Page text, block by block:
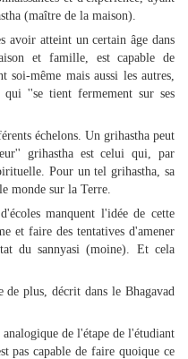
(maître de la maison).
avoir atteint un certain âge dans
et famille, est capable de
soi-même mais aussi les autres,
qui ''se tient fermement sur ses
échelons. Un grihastha peut
grihastha est celui qui, par
Pour un tel grihastha, sa
monde sur la Terre.
manquent l'idée de cette
et faire des tentatives d'amener
du sannyasi (moine). Et cela
plus, décrit dans le Bhagavad
de l'étape de l'étudiant
pas capable de faire quoique ce